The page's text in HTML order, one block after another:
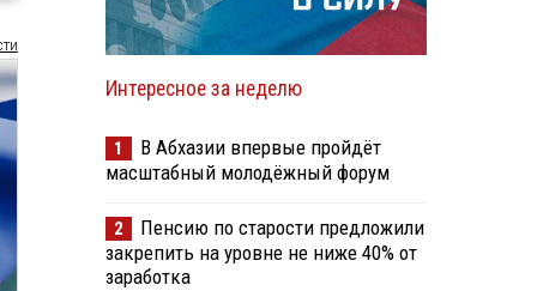
Интересное за неделю
1
В Абхазии впервые пройдёт
масштабный молодёжный форум
2
Пенсию по старости предложили
закрепить на уровне не ниже 40% от
заработка